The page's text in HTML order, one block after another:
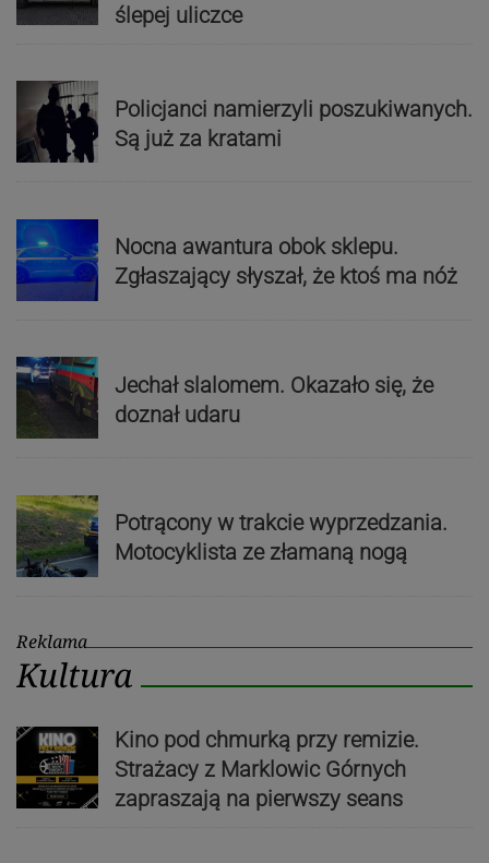
ślepej uliczce
Policjanci namierzyli poszukiwanych.
Są już za kratami
Nocna awantura obok sklepu.
Zgłaszający słyszał, że ktoś ma nóż
Jechał slalomem. Okazało się, że
doznał udaru
Potrącony w trakcie wyprzedzania.
Motocyklista ze złamaną nogą
Reklama
Kultura
Kino pod chmurką przy remizie.
Strażacy z Marklowic Górnych
zapraszają na pierwszy seans